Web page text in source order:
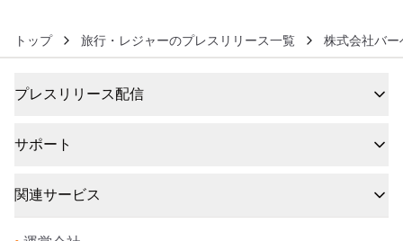
トップ 旅行・レジャーのプレスリリース一覧 株式会社バ
プレスリリース配信
サポート
関連サービス